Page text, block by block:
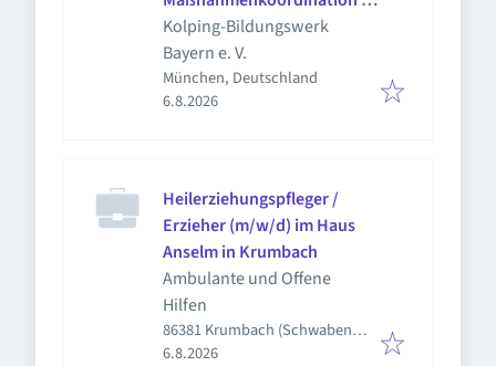
Teilzeit (20-25 Stunden) -
KBA2026-38
Kolping-Bildungswerk
Bayern e. V.
München, Deutschland
Veröffentlicht
6.8.2026
Heilerziehungspfleger /
Erzieher (m/w/d) im Haus
Anselm in Krumbach
Ambulante und Offene
Hilfen
86381 Krumbach (Schwaben),
Deutschland
Veröffentlicht
6.8.2026